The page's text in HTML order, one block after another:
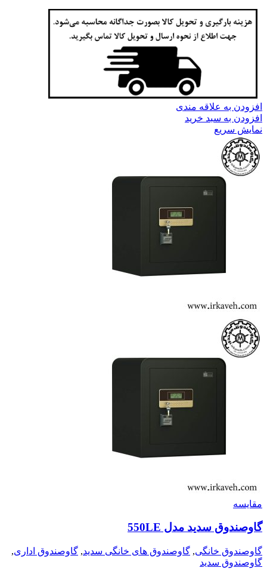
افزودن به علاقه مندی
افزودن به سبد خرید
نمایش سریع
مقايسه
گاوصندوق سدید مدل 550LE
گاوصندوق خانگی, گاوصندوق های خانگی سدید, گاوصندوق اداری,
گاوصندوق سدید